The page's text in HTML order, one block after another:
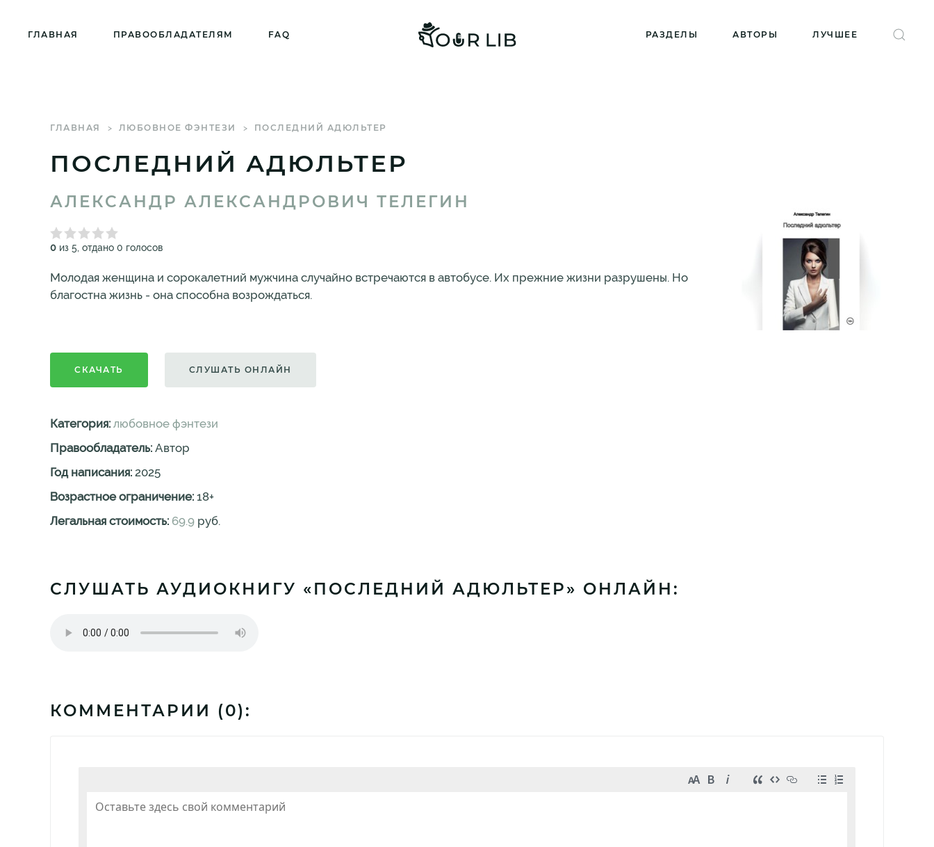
ГЛАВНАЯ ПРАВООБЛАДАТЕЛЯМ FAQ РАЗДЕЛЫ АВТОРЫ ЛУЧШЕЕ
ГЛАВНАЯ ЛЮБОВНОЕ ФЭНТЕЗИ ПОСЛЕДНИЙ АДЮЛЬТЕР
ПОСЛЕДНИЙ АДЮЛЬТЕР
АЛЕКСАНДР АЛЕКСАНДРОВИЧ ТЕЛЕГИН
0 из 5, отдано 0 голосов
Молодая женщина и сорокалетний мужчина случайно встречаются в автобусе. Их прежние жизни разрушены. Но
благостна жизнь - она способна возрождаться.
СКАЧАТЬ СЛУШАТЬ ОНЛАЙН
Категория: любовное фэнтези
Правообладатель: Автор
Год написания: 2025
Возрастное ограничение: 18+
Легальная стоимость: 69.9 руб.
СЛУШАТЬ АУДИОКНИГУ «ПОСЛЕДНИЙ АДЮЛЬТЕР» ОНЛАЙН:
КОММЕНТАРИИ (0):